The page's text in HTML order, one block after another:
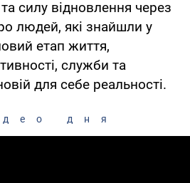
та силу відновлення через
людей, які знайшли у
етап життя,
служби та
для себе реальності.
дня